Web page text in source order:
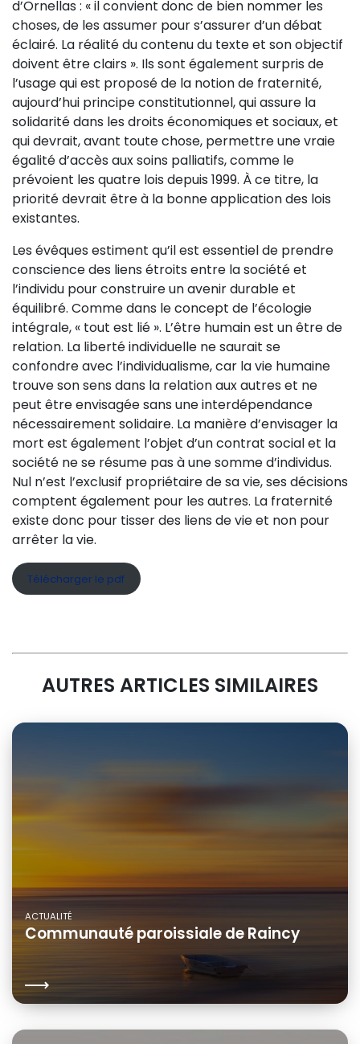
d’Ornellas : « il convient donc de bien nommer les
choses, de les assumer pour s’assurer d’un débat
éclairé. La réalité du contenu du texte et son objectif
doivent être clairs ». Ils sont également surpris de
l’usage qui est proposé de la notion de fraternité,
aujourd’hui principe constitutionnel, qui assure la
solidarité dans les droits économiques et sociaux, et
qui devrait, avant toute chose, permettre une vraie
égalité d’accès aux soins palliatifs, comme le
prévoient les quatre lois depuis 1999. À ce titre, la
priorité devrait être à la bonne application des lois
existantes.
Les évêques estiment qu’il est essentiel de prendre
conscience des liens étroits entre la société et
l’individu pour construire un avenir durable et
équilibré. Comme dans le concept de l’écologie
intégrale, « tout est lié ». L’être humain est un être de
relation. La liberté individuelle ne saurait se
confondre avec l’individualisme, car la vie humaine
trouve son sens dans la relation aux autres et ne
peut être envisagée sans une interdépendance
nécessairement solidaire. La manière d’envisager la
mort est également l’objet d’un contrat social et la
société ne se résume pas à une somme d’individus.
Nul n’est l’exclusif propriétaire de sa vie, ses décisions
comptent également pour les autres. La fraternité
existe donc pour tisser des liens de vie et non pour
arrêter la vie.
Télécharger le pdf
AUTRES ARTICLES SIMILAIRES
ACTUALITÉ
Communauté paroissiale de Raincy